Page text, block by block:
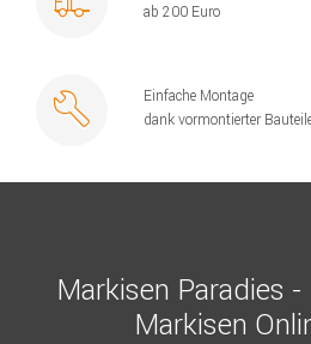
ab 200 Euro
Einfache Montage
dank vormontierter
Markisen Paradies
Markisen